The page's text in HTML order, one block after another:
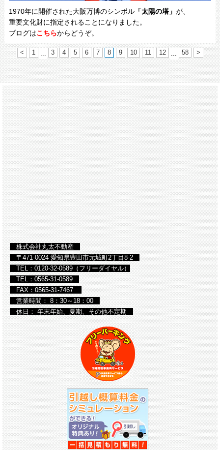
1970年に開催された大阪万博のシンボル「太陽の塔」 が、
重要文化財に指定されることになりました。
ブログはこちらからどうぞ。
< 1 3 4 5 6 7 8 9 10 11 12 58 >
株式会社丸太不動産
〒471-0024 愛知県豊田市元城町2丁目8-2
TEL：0120-32-0589（フリーダイヤル）
TEL：0565-31-0589
FAX：0565-31-7467
営業時間： 8：30～18：00
休日： 年末年始、夏期、その他不定期